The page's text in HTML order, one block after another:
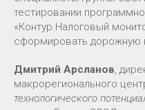
тестировании
«Контур.Налоговый
сформировать дорожную
Дмитрий Арсланов ,
макрорегионального
технологического